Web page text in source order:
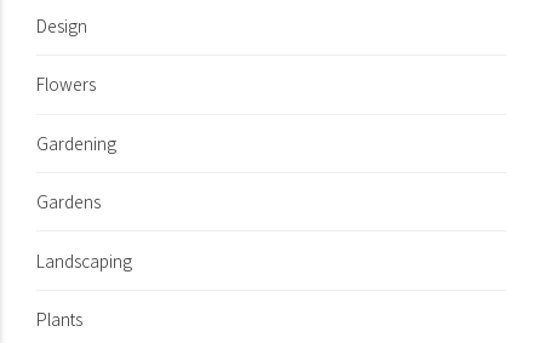
Design
Flowers
Gardening
Gardens
Landscaping
Plants